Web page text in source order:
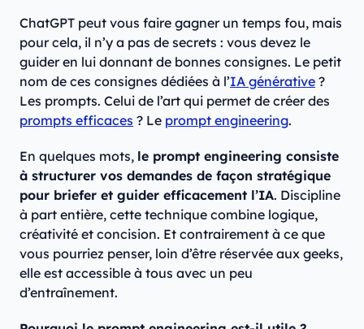
ChatGPT peut vous faire gagner un temps fou, mais
pour cela, il n’y a pas de secrets : vous devez le
guider en lui donnant de bonnes consignes. Le petit
nom de ces consignes dédiées à l’IA générative ?
Les prompts. Celui de l’art qui permet de créer des
prompts efficaces ? Le prompt engineering.
En quelques mots, le prompt engineering consiste
à structurer vos demandes de façon stratégique
pour briefer et guider efficacement l’IA. Discipline
à part entière, cette technique combine logique,
créativité et concision. Et contrairement à ce que
vous pourriez penser, loin d’être réservée aux geeks,
elle est accessible à tous avec un peu
d’entraînement.